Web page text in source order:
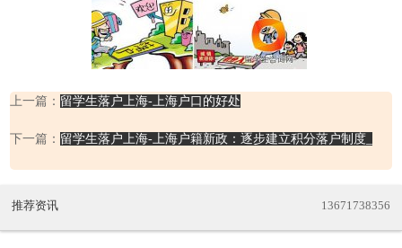
上一篇： 留学生落户上海-上海户口的好处
下一篇： 留学生落户上海-上海户籍新政：逐步建立积分落户制度_
推荐资讯 13671738356